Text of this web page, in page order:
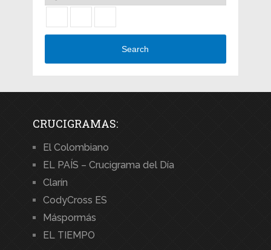
Search
CRUCIGRAMAS:
El Colombiano
EL PAÍS – Crucigrama del Día
Clarín
CodyCross ES
Máspormás
EL TIEMPO